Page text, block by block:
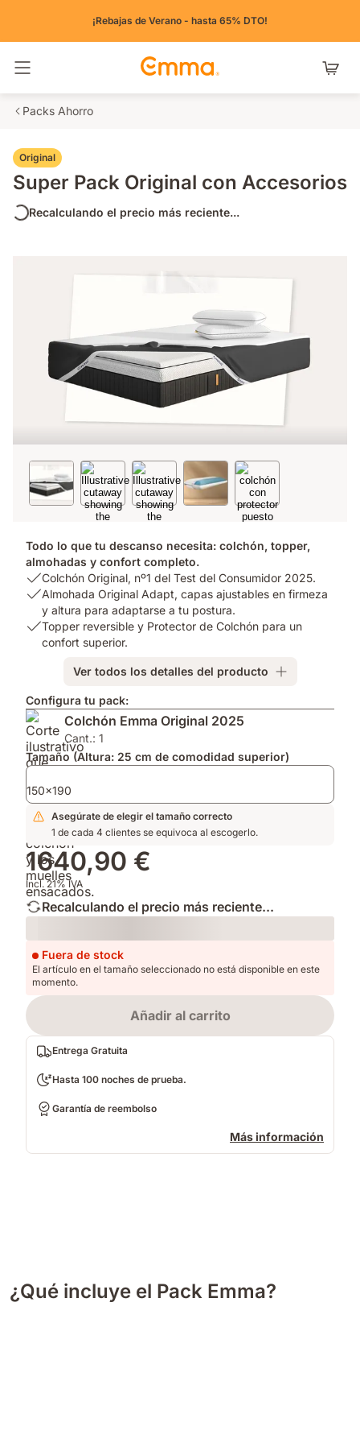
¡Rebajas de Verano - hasta 65% DTO!
Packs Ahorro
Original
Super Pack Original con Accesorios
Recalculando el precio más reciente...
Todo lo que tu descanso necesita: colchón, topper,
almohadas y confort completo.
USP
1:
Colchón
Original,
Consumidor
2025.
Colchón Original, nº1 del Test del Consumidor 2025.
USP
Almohada
Original
en
firmeza
y
altura
para
adaptarse
a
tu
postura.
Almohada Original Adapt, capas ajustables en firmeza
y altura para adaptarse a tu postura.
USP
reversible
Protector
de
Colchón
para
un
confort
superior.
Topper reversible y Protector de Colchón para un
confort superior.
Ver todos los detalles del producto
Configura tu pack:
Colchón Emma Original 2025
Cant.: 1
Tamaño (Altura: 25 cm de comodidad superior)
150x190
Asegúrate de elegir el tamaño correcto
1 de cada 4 clientes se equivoca al escogerlo.
1640,90 €
Incl. 21% IVA
Recalculando el precio más reciente...
Loading
Fuera de stock
El artículo en el tamaño seleccionado no está disponible en este
momento.
Añadir al carrito
Entrega Gratuita
Hasta 100 noches de prueba.
Garantía de reembolso
Más información
¿Qué incluye el Pack Emma?